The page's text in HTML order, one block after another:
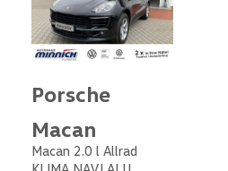
Porsche
Macan
Macan 2.0 l Allrad